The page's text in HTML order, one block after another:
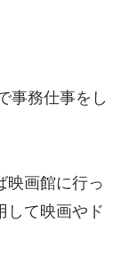
事務仕事をし
映画館に行っ
して映画やド